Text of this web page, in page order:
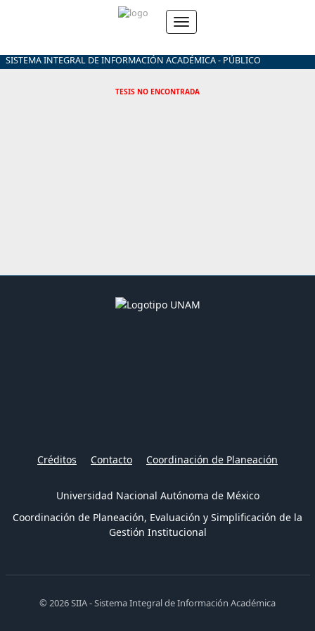
SISTEMA INTEGRAL DE INFORMACIÓN ACADÉMICA - PÚBLICO
TESIS NO ENCONTRADA
Créditos Contacto Coordinación de Planeación
Universidad Nacional Autónoma de México
Coordinación de Planeación, Evaluación y Simplificación de la
Gestión Institucional
© 2026 SIIA - Sistema Integral de Información Académica